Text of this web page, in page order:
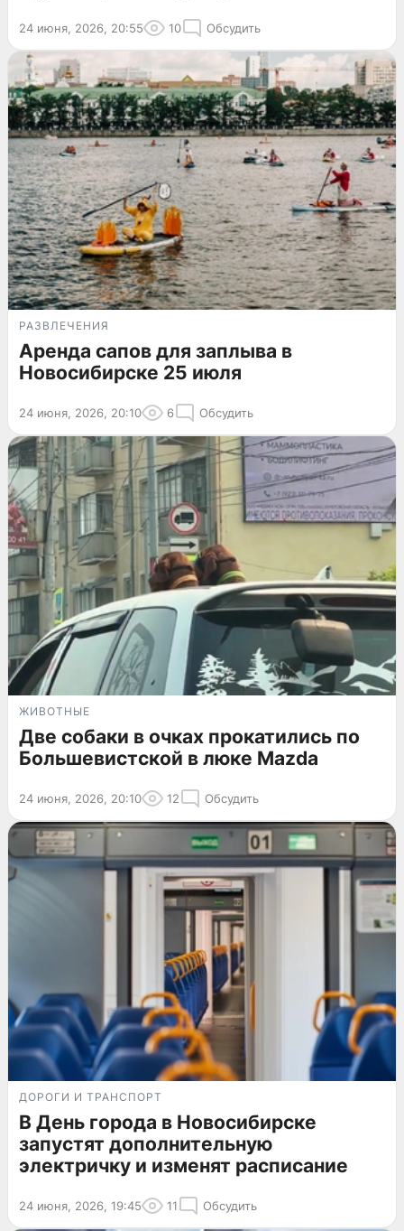
24 июня, 2026, 20:55 10 Обсудить
РАЗВЛЕЧЕНИЯ
Аренда сапов для заплыва в
Новосибирске 25 июля
24 июня, 2026, 20:10 6 Обсудить
ЖИВОТНЫЕ
Две собаки в очках прокатились по
Большевистской в люке Mazda
24 июня, 2026, 20:10 12 Обсудить
ДОРОГИ И ТРАНСПОРТ
В День города в Новосибирске
запустят дополнительную
электричку и изменят расписание
24 июня, 2026, 19:45 11 Обсудить